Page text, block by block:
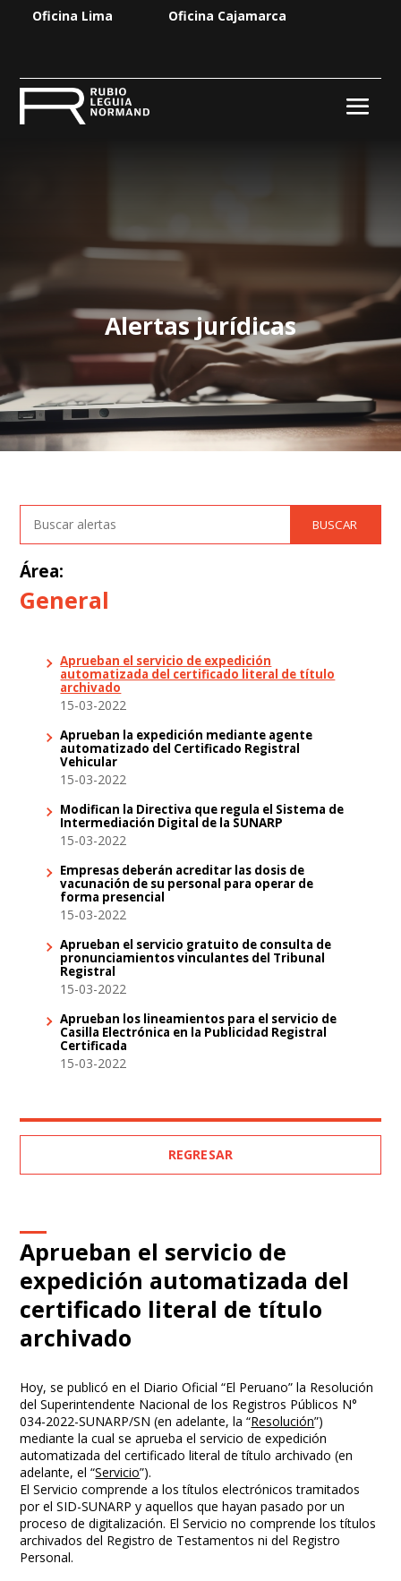
Oficina Lima Oficina Cajamarca
Alertas jurídicas
Área:
General
Aprueban el servicio de expedición
automatizada del certificado literal de título
archivado
15-03-2022
Aprueban la expedición mediante agente
automatizado del Certificado Registral
Vehicular
15-03-2022
Modifican la Directiva que regula el Sistema de
Intermediación Digital de la SUNARP
15-03-2022
Empresas deberán acreditar las dosis de
vacunación de su personal para operar de
forma presencial
15-03-2022
Aprueban el servicio gratuito de consulta de
pronunciamientos vinculantes del Tribunal
Registral
15-03-2022
Aprueban los lineamientos para el servicio de
Casilla Electrónica en la Publicidad Registral
Certificada
15-03-2022
REGRESAR
Aprueban el servicio de
expedición automatizada del
certificado literal de título
archivado
Hoy, se publicó en el Diario Oficial “El Peruano” la Resolución
del Superintendente Nacional de los Registros Públicos N°
034-2022-SUNARP/SN (en adelante, la “Resolución”)
mediante la cual se aprueba el servicio de expedición
automatizada del certificado literal de título archivado (en
adelante, el “Servicio”).
El Servicio comprende a los títulos electrónicos tramitados
por el SID-SUNARP y aquellos que hayan pasado por un
proceso de digitalización. El Servicio no comprende los títulos
archivados del Registro de Testamentos ni del Registro
Personal.